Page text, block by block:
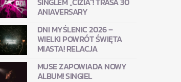
ANIAVERSARY
DNI MYŚLENIC 2026 –
WIELKI POWRÓT ŚWIĘTA
MIASTA! RELACJA
MUSE ZAPOWIADA NOWY
ALBUM! SINGIEL